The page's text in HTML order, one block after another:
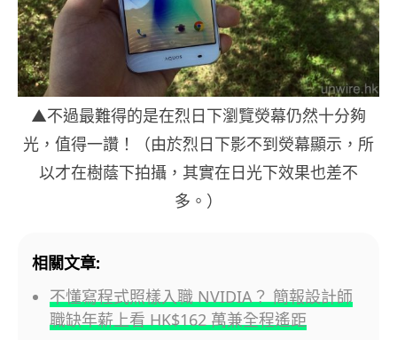
▲不過最難得的是在烈日下瀏覽熒幕仍然十分夠
光，值得一讚！（由於烈日下影不到熒幕顯示，所
以才在樹蔭下拍攝，其實在日光下效果也差不
多。）
相關文章:
不懂寫程式照樣入職 NVIDIA？ 簡報設計師
職缺年薪上看 HK$162 萬兼全程遙距